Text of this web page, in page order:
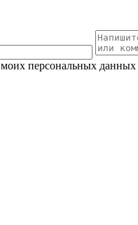
персональных